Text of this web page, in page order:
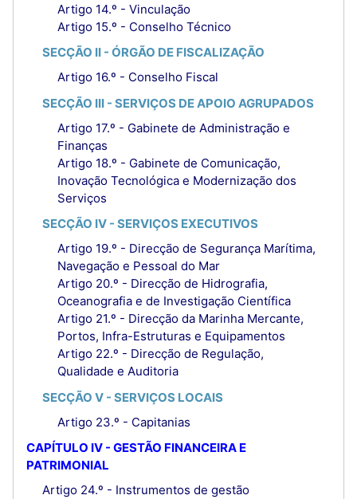
Artigo 14.º - Vinculação
Artigo 15.º - Conselho Técnico
SECÇÃO II - ÓRGÃO DE FISCALIZAÇÃO
Artigo 16.º - Conselho Fiscal
SECÇÃO III - SERVIÇOS DE APOIO AGRUPADOS
Artigo 17.º - Gabinete de Administração e
Finanças
Artigo 18.º - Gabinete de Comunicação,
Inovação Tecnológica e Modernização dos
Serviços
SECÇÃO IV - SERVIÇOS EXECUTIVOS
Artigo 19.º - Direcção de Segurança Marítima,
Navegação e Pessoal do Mar
Artigo 20.º - Direcção de Hidrografia,
Oceanografia e de Investigação Científica
Artigo 21.º - Direcção da Marinha Mercante,
Portos, Infra-Estruturas e Equipamentos
Artigo 22.º - Direcção de Regulação,
Qualidade e Auditoria
SECÇÃO V - SERVIÇOS LOCAIS
Artigo 23.º - Capitanias
CAPÍTULO IV - GESTÃO FINANCEIRA E
PATRIMONIAL
Artigo 24.º - Instrumentos de gestão